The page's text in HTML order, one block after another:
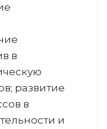
в
развитие
в
и